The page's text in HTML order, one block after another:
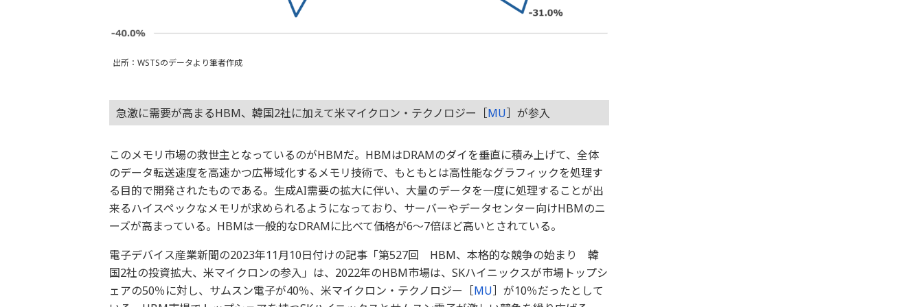
出所：WSTSのデータより筆者作成
急激に需要が高まるHBM、韓国2社に加えて米マイクロン・テクノロジー［MU］が参入
このメモリ市場の救世主となっているのがHBMだ。HBMはDRAMのダイを垂直に積み上げて、全体
のデータ転送速度を高速かつ広帯域化するメモリ技術で、もともとは高性能なグラフィックを処理す
る目的で開発されたものである。生成AI需要の拡大に伴い、大量のデータを一度に処理することが出
来るハイスペックなメモリが求められるようになっており、サーバーやデータセンター向けHBMのニ
ーズが高まっている。HBMは一般的なDRAMに比べて価格が6～7倍ほど高いとされている。
電子デバイス産業新聞の2023年11月10日付けの記事「第527回 HBM、本格的な競争の始まり 韓
国2社の投資拡大、米マイクロンの参入」は、2022年のHBM市場は、SKハイニックスが市場トップシ
ェアの50％に対し、サムスン電子が40％、米マイクロン・テクノロジー［MU］が10％だったとして